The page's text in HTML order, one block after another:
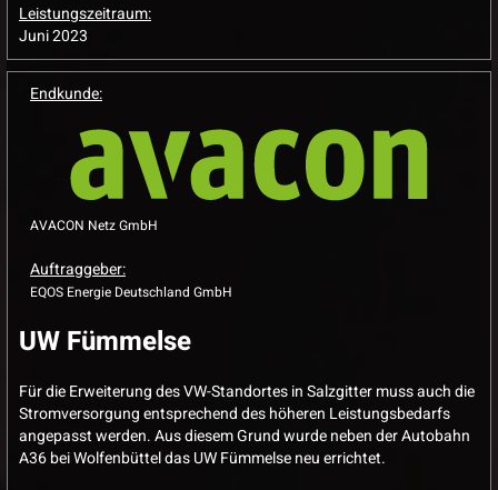
Leistungszeitraum:
Juni 2023
Endkunde:
AVACON Netz GmbH
Auftraggeber:
EQOS Energie Deutschland GmbH
UW Fümmelse
Für die Erweiterung des VW-Standortes in Salzgitter muss auch die
Stromversorgung entsprechend des höheren Leistungsbedarfs
angepasst werden. Aus diesem Grund wurde neben der Autobahn
A36 bei Wolfenbüttel das UW Fümmelse neu errichtet.